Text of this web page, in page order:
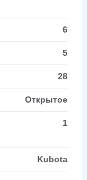
6
5
28
Открытое
1
Kubota